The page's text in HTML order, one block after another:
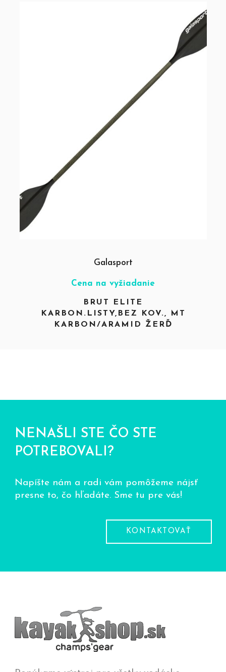
Galasport
Cena na vyžiadanie
BRUT ELITE
KARBON.LISTY,BEZ KOV., MT
KARBON/ARAMID ŽERĎ
NENAŠLI STE ČO STE
POTREBOVALI?
Napíšte nám a radi vám pomôžeme nájsť
presne to, čo hľadáte. Sme tu pre vás!
KONTAKTOVAŤ